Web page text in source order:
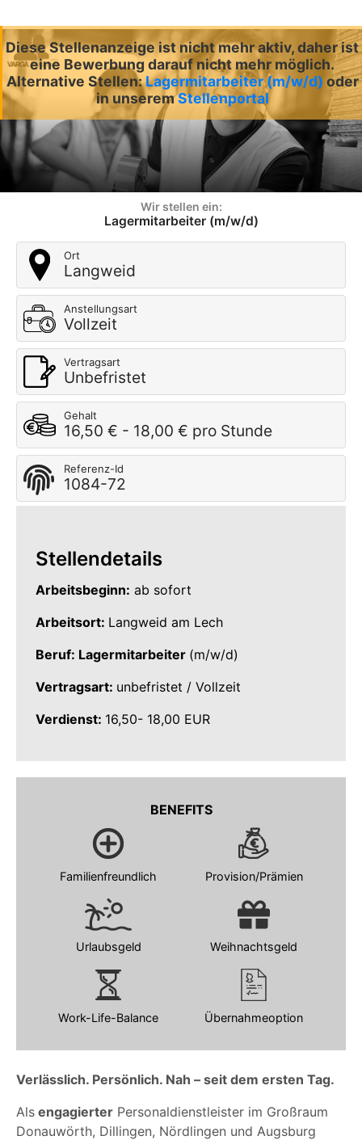
Diese Stellenanzeige ist nicht mehr aktiv, daher ist
eine Bewerbung darauf nicht mehr möglich.
Alternative Stellen:Lagermitarbeiter (m/w/d) oder
in unseremStellenportal
Wir stellen ein:
Lagermitarbeiter (m/w/d)
Ort
Langweid
Anstellungsart
Vollzeit
Vertragsart
Unbefristet
Gehalt
16,50 € - 18,00 € pro Stunde
Referenz-Id
1084-72
Verlässlich. Persönlich. Nah – seit dem ersten Tag.
Als engagierter Personaldienstleister im Großraum
Donauwörth, Dillingen, Nördlingen und Augsburg
Stellendetails
Arbeitsbeginn: ab sofort
Arbeitsort: Langweid am Lech
Beruf: Lagermitarbeiter (m/w/d)
Vertragsart: unbefristet / Vollzeit
Verdienst: 16,50- 18,00 EUR
BENEFITS
Familienfreundlich Provision/Prämien
Urlaubsgeld Weihnachtsgeld
Work-Life-Balance Übernahmeoption